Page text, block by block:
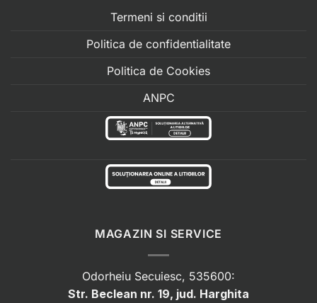
Termeni si conditii
Politica de confidentialitate
Politica de Cookies
ANPC
MAGAZIN SI SERVICE
Odorheiu Secuiesc, 535600:
Str. Beclean nr. 19, jud. Harghita